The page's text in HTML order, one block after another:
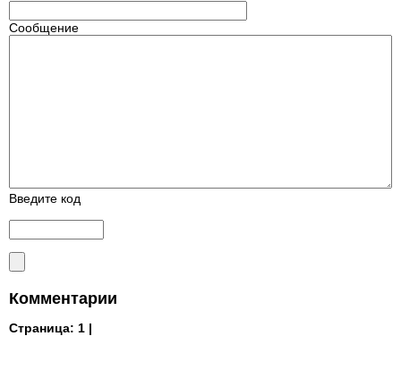
Сообщение
Введите код
Комментарии
Страница: 1 |